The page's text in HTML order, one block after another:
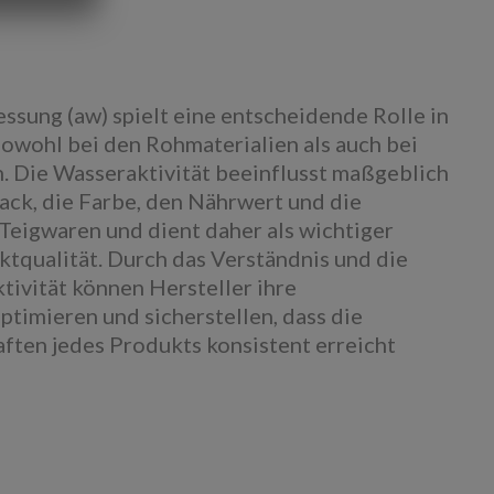
(aw) spielt eine entscheidende Rolle in
bei den Rohmaterialien als auch bei
Die Wasseraktivität beeinflusst maßgeblich
die Farbe, den Nährwert und die
und dient daher als wichtiger
Durch das Verständnis und die
können Hersteller ihre
und sicherstellen, dass die
jedes Produkts konsistent erreicht